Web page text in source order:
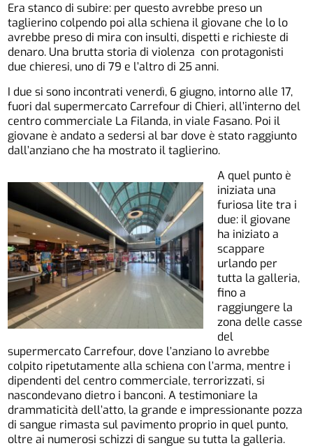
Era stanco di subire: per questo avrebbe preso un
taglierino colpendo poi alla schiena il giovane che lo lo
avrebbe preso di mira con insulti, dispetti e richieste di
denaro. Una brutta storia di violenza con protagonisti
due chieresi, uno di 79 e l’altro di 25 anni.
I due si sono incontrati venerdì, 6 giugno, intorno alle 17,
fuori dal supermercato Carrefour di Chieri, all’interno del
centro commerciale La Filanda, in viale Fasano. Poi il
giovane è andato a sedersi al bar dove è stato raggiunto
dall’anziano che ha mostrato il taglierino.
A quel punto è
iniziata una
furiosa lite tra i
due: il giovane
ha iniziato a
scappare
urlando per
tutta la galleria,
fino a
raggiungere la
zona delle casse
del
supermercato Carrefour, dove l’anziano lo avrebbe
colpito ripetutamente alla schiena con l’arma, mentre i
dipendenti del centro commerciale, terrorizzati, si
nascondevano dietro i banconi. A testimoniare la
drammaticità dell’atto, la grande e impressionante pozza
di sangue rimasta sul pavimento proprio in quel punto,
oltre ai numerosi schizzi di sangue su tutta la galleria.